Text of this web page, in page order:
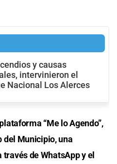
y causas
intervinieron el
Nacional Los Alerces
“Me lo Agendo”,
del Municipio, una
de WhatsApp y el